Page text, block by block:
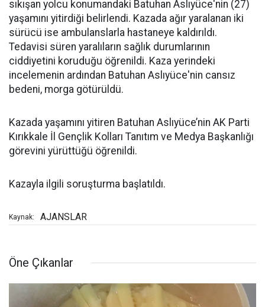
sıkışan yolcu konumandaki Batuhan Aslıyüce'nin (27)
yaşamını yitirdiği belirlendi. Kazada ağır yaralanan iki
sürücü ise ambulanslarla hastaneye kaldırıldı.
Tedavisi süren yaralıların sağlık durumlarının
ciddiyetini koruduğu öğrenildi. Kaza yerindeki
incelemenin ardından Batuhan Aslıyüce'nin cansız
bedeni, morga götürüldü.
Kazada yaşamını yitiren Batuhan Aslıyüce’nin AK Parti
Kırıkkale İl Gençlik Kolları Tanıtım ve Medya Başkanlığı
görevini yürüttüğü öğrenildi.
Kazayla ilgili soruşturma başlatıldı.
Kaynak: AJANSLAR
Öne Çıkanlar